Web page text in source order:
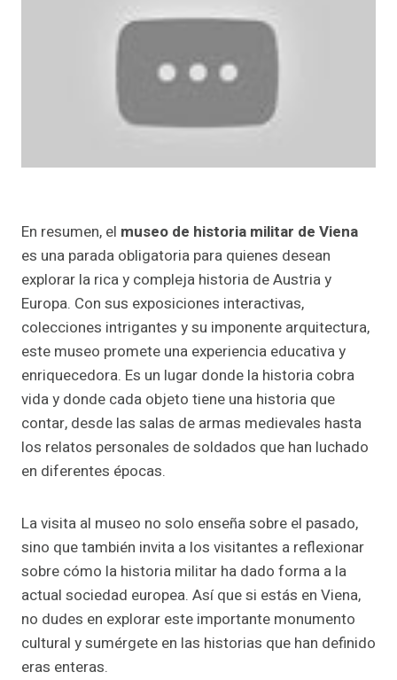
En resumen, el museo de historia militar de Viena
es una parada obligatoria para quienes desean
explorar la rica y compleja historia de Austria y
Europa. Con sus exposiciones interactivas,
colecciones intrigantes y su imponente arquitectura,
este museo promete una experiencia educativa y
enriquecedora. Es un lugar donde la historia cobra
vida y donde cada objeto tiene una historia que
contar, desde las salas de armas medievales hasta
los relatos personales de soldados que han luchado
en diferentes épocas.
La visita al museo no solo enseña sobre el pasado,
sino que también invita a los visitantes a reflexionar
sobre cómo la historia militar ha dado forma a la
actual sociedad europea. Así que si estás en Viena,
no dudes en explorar este importante monumento
cultural y sumérgete en las historias que han definido
eras enteras.